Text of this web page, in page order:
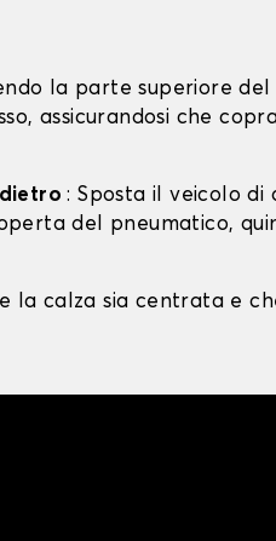
la parte superiore del
assicurandosi che
: Sposta il veicolo di
del pneumatico,
la calza sia centrata e